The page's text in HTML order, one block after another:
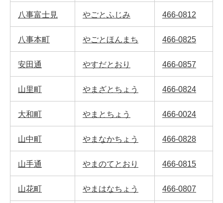
八事富士見 やごとふじみ 466-0812
八事本町 やごとほんまち 466-0825
安田通 やすだとおり 466-0857
山里町 やまざとちょう 466-0824
大和町 やまとちょう 466-0024
山中町 やまなかちょう 466-0828
山手通 やまのてとおり 466-0815
山花町 やまはなちょう 466-0807